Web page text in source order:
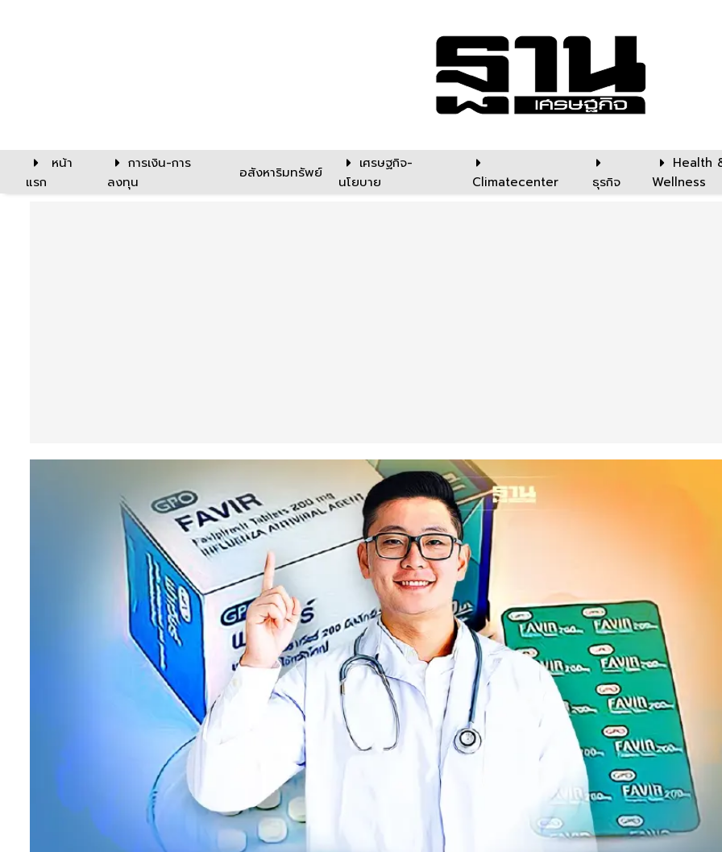
หน้า
แรก
การเงิน-การ
ลงทุน
อสังหาริมทรัพย์
เศรษฐกิจ-
นโยบาย
Climatecenter ธุรกิจ
Health
Wellness